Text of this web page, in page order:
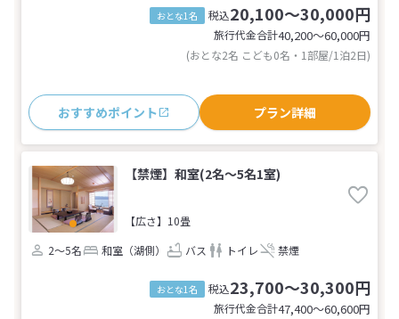
おとな1名 税込20,100～30,000円
旅行代金合計40,200〜60,000円
(おとな2名 こども0名・1部屋/1泊2日)
おすすめポイント プラン詳細
【禁煙】和室(2名～5名1室)
【広さ】10畳
2～5名
和室（湖側） バス トイレ 禁煙
おとな1名 税込23,700～30,300円
旅行代金合計47,400〜60,600円